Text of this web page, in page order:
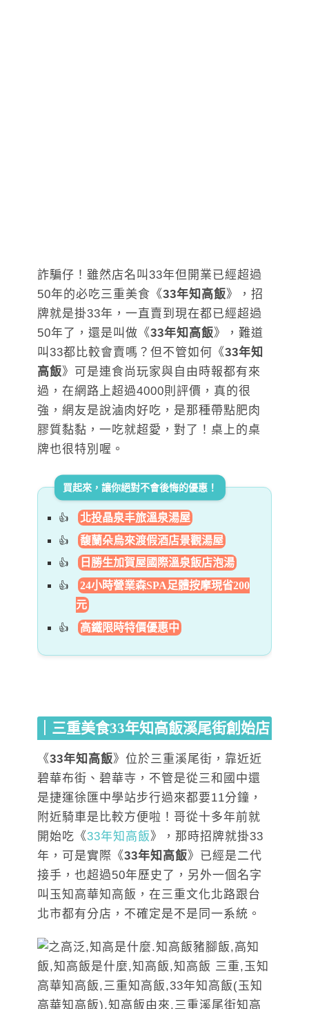
詐騙仔！雖然店名叫33年但開業已經超過
50年的必吃三重美食《33年知高飯》，招
牌就是掛33年，一直賣到現在都已經超過
50年了，還是叫做《33年知高飯》，難道
叫33都比較會賣嗎？但不管如何《33年知
高飯》可是連食尚玩家與自由時報都有來
過，在網路上超過4000則評價，真的很
強，網友是說滷肉好吃，是那種帶點肥肉
膠質黏黏，一吃就超愛，對了！桌上的桌
牌也很特別喔。
買起來，讓你絕對不會後悔的優惠！
北投晶泉丰旅溫泉湯屋
馥蘭朵烏來渡假酒店景觀湯屋
日勝生加賀屋國際溫泉飯店泡湯
24小時營業森SPA足體按摩現省200
元
高鐵限時特價優惠中
｜三重美食33年知高飯溪尾街創始店
《33年知高飯》位於三重溪尾街，靠近近
碧華布街、碧華寺，不管是從三和國中還
是捷運徐匯中學站步行過來都要11分鐘，
附近騎車是比較方便啦！哥從十多年前就
開始吃《33年知高飯》，那時招牌就掛33
年，可是實際《33年知高飯》已經是二代
接手，也超過50年歷史了，另外一個名字
叫玉知高華知高飯，在三重文化北路跟台
北市都有分店，不確定是不是同一系統。